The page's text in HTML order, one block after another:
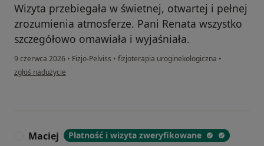
Wizyta przebiegała w świetnej, otwartej i pełnej
zrozumienia atmosferze. Pani Renata wszystko
szczegółowo omawiała i wyjaśniała.
9 czerwca 2026 • Fizjo-Pelviss • fizjoterapia uroginekologiczna •
w opinii użytkownika Marta
zgłoś nadużycie
Maciej Płatność i wizyta zweryfikowane